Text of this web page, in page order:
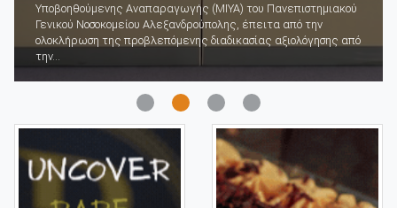
Υποβοηθούμενης Αναπαραγωγής (ΜΙΥΑ) του Πανεπιστημιακού
Γενικού Νοσοκομείου Αλεξανδρούπολης, έπειτα από την
ολοκλήρωση της προβλεπόμενης διαδικασίας αξιολόγησης από
την...